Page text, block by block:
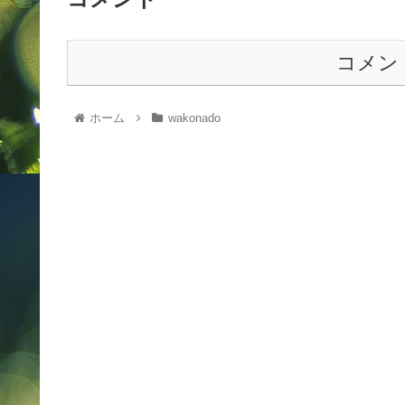
コメン
ホーム wakonado